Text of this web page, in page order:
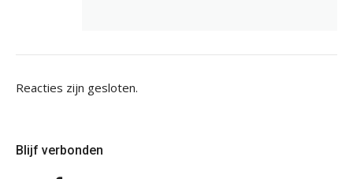
Reacties zijn gesloten.
Blijf verbonden